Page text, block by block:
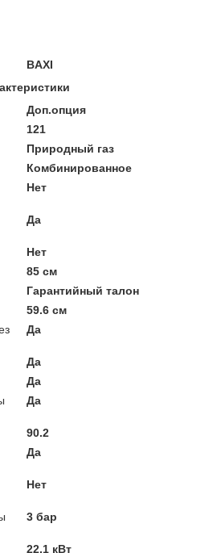
BAXI
Доп.опция
121
Природный газ
Комбинированное
Нет
Да
Нет
85 см
Гарантийный талон
59.6 см
Да
Да
Да
Да
90.2
Да
Нет
3 бар
22,1 кВт